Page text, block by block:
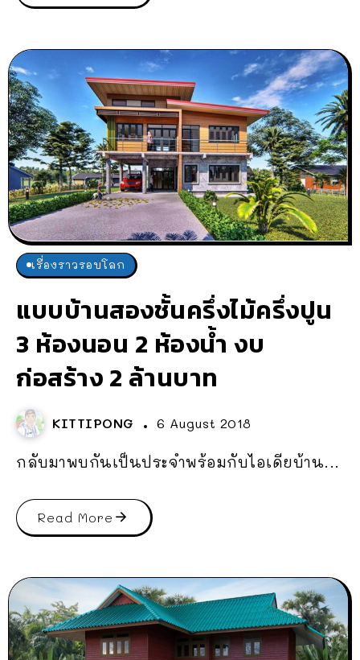
เรื่องราวรอบโลก
แบบบ้านสองชั้นครึ่งไม้ครึ่งปูน
3 ห้องนอน 2 ห้องน้ำ งบ
ก่อสร้าง 2 ล้านบาท
KITTIPONG 6 August 2018
กลับมาพบกันเป็นประจำพร้อมกับไอเดียบ้าน...
Read More